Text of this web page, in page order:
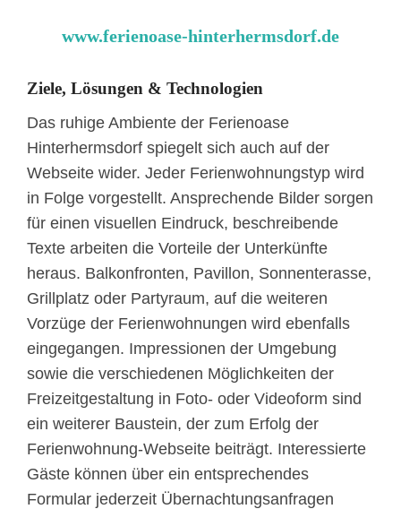
www.ferienoase-hinterhermsdorf.de
Ziele, Lösungen & Technologien
Das ruhige Ambiente der Ferienoase
Hinterhermsdorf spiegelt sich auch auf der
Webseite wider. Jeder Ferienwohnungstyp wird
in Folge vorgestellt. Ansprechende Bilder sorgen
für einen visuellen Eindruck, beschreibende
Texte arbeiten die Vorteile der Unterkünfte
heraus. Balkonfronten, Pavillon, Sonnenterasse,
Grillplatz oder Partyraum, auf die weiteren
Vorzüge der Ferienwohnungen wird ebenfalls
eingegangen. Impressionen der Umgebung
sowie die verschiedenen Möglichkeiten der
Freizeitgestaltung in Foto- oder Videoform sind
ein weiterer Baustein, der zum Erfolg der
Ferienwohnung-Webseite beiträgt. Interessierte
Gäste können über ein entsprechendes
Formular jederzeit Übernachtungsanfragen